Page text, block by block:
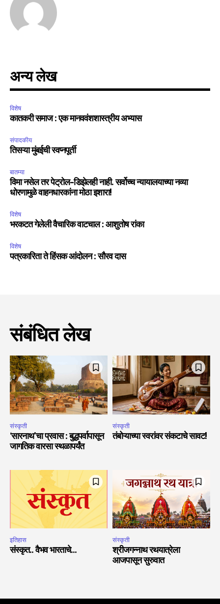
अन्य लेख
विशेष
कातकरी समाज : एक मानववंशशास्त्रीय अभ्यास
संपादकीय
तिसऱ्या मुंबईची स्वप्नपूर्ती
बातम्या
विमा नसेल तर पेट्रोल-डिझेलही नाही. सर्वोच्च न्यायालयाच्या नव्या
धोरणामुळे वाहनधारकांना मोठा इशारा!
विशेष
भरकटत गेलेली वैचारिक वाटचाल : आशुतोष रांका
विशेष
पत्रकारिता ते हिंसक आंदोलन : सौरव दास
संबंधित लेख
संस्कृती
‘सारनाथ’चा प्रवास : बुद्धपर्वापासून
जागतिक वारसा स्थळापर्यंत
संस्कृती
तंबोऱ्याच्या स्वरांवर संकटाचे सावट!
इतिहास
संस्कृत.. वैभव भारताचे…
संस्कृती
श्रीजगन्नाथ रथयात्रेला
आजपासून सुरुवात